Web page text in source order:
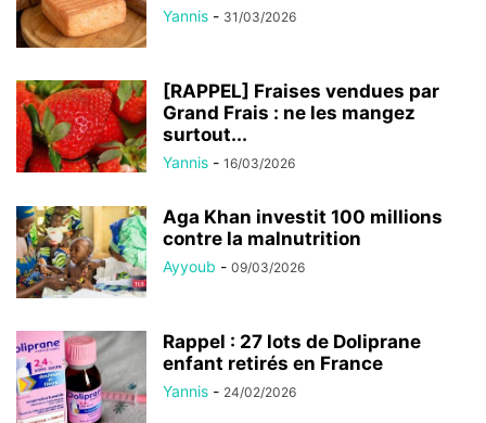
Yannis - 31/03/2026
[RAPPEL] Fraises vendues par
Grand Frais : ne les mangez
surtout...
Yannis - 16/03/2026
Aga Khan investit 100 millions
contre la malnutrition
Ayyoub - 09/03/2026
Rappel : 27 lots de Doliprane
enfant retirés en France
Yannis - 24/02/2026